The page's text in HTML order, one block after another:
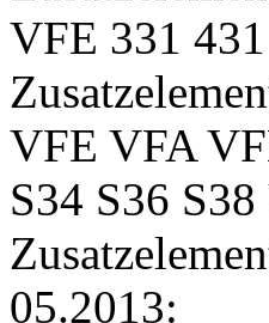
VFE 331
VFE VFA
S34 S36
05.2013: